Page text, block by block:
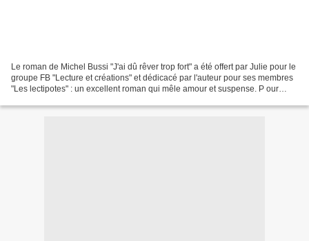
Le roman de Michel Bussi "J'ai dû rêver trop fort" a été offert par Julie pour le
groupe FB "Lecture et créations" et dédicacé par l'auteur pour ses membres
"Les lectipotes" : un excellent roman qui mêle amour et suspense. P our